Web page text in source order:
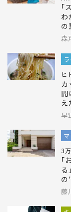
｢
わ
の
森
ヒ
カ
開
早
3
｢
る
の"
藤